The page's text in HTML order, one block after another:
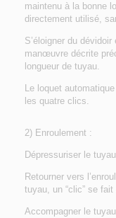
maintenu à la bonne
directement utilisé,
S’éloigner du
manœuvre décrite
longueur de tuyau.
Le loquet
les quatre clics.
2) Enroulement :
Dépressuriser le
Retourner vers
tuyau, un “clic” se
Accompagner le